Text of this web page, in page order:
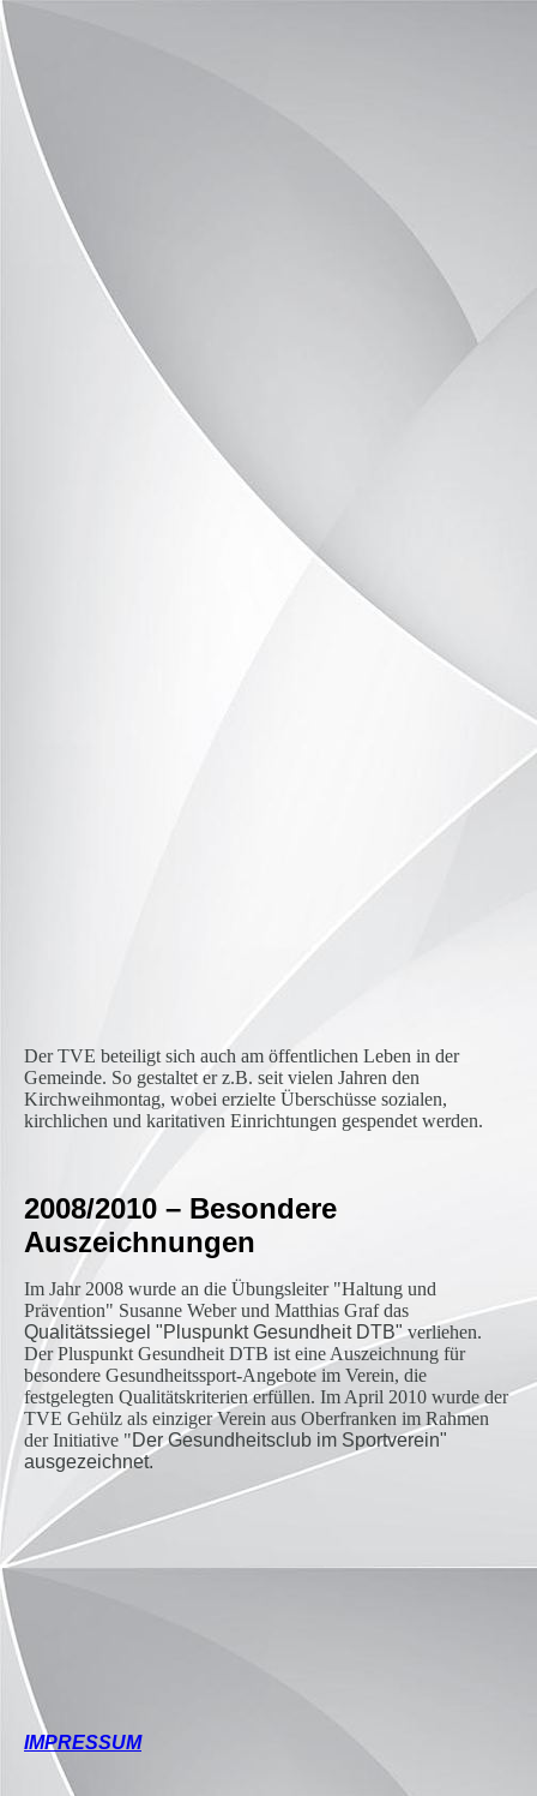
Der TVE beteiligt sich auch am öffentlichen Leben in der
Gemeinde. So gestaltet er z.B. seit vielen Jahren den
Kirchweihmontag, wobei erzielte Überschüsse sozialen,
kirchlichen und karitativen Einrichtungen gespendet werden.
2008/2010 – Besondere
Auszeichnungen
Im Jahr 2008 wurde an die Übungsleiter "Haltung und
Prävention" Susanne Weber und Matthias Graf das
Qualitätssiegel "Pluspunkt Gesundheit DTB"verliehen.
Der Pluspunkt Gesundheit DTB ist eine Auszeichnung für
besondere Gesundheitssport-Angebote im Verein, die
festgelegten Qualitätskriterien erfüllen. Im April 2010 wurde der
TVE Gehülz als einziger Verein aus Oberfranken im Rahmen
der Initiative "Der Gesundheitsclub im Sportverein"
ausgezeichnet.
IMPRESSUM